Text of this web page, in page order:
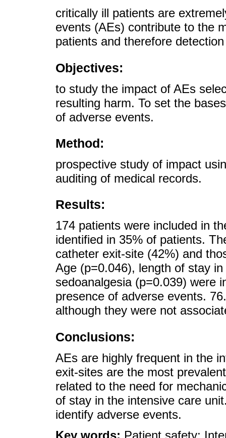
critically ill patients are
events (AEs) contribute to the
patients and therefore
Objectives:
to study the impact of AEs
resulting harm. To set the
of adverse events.
Method:
prospective study of impact
auditing of medical records.
Results:
174 patients were included in
identified in 35% of patients.
catheter exit-site (42%) and
Age (p=0.046), length of stay
sedoanalgesia (p=0.039) were
presence of adverse events.
although they were not
Conclusions:
AEs are highly frequent in the
exit-sites are the most
related to the need for
of stay in the intensive care
identify adverse events.
Key words: Patient safety;